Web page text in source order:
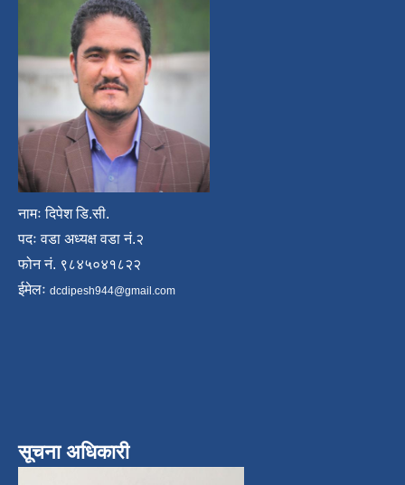
नामः दिपेश डि.सी.
पदः वडा अध्यक्ष वडा नं.२
फोन नं. ९८४५०४१८२२
ईमेलः dcdipesh944@gmail.com
सूचना अधिकारी